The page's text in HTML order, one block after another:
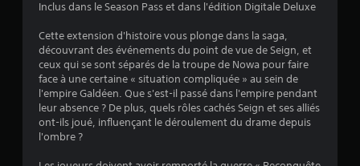
4
.
5
Inclus dans le Season Pass et dans l'édition Digitale Deluxe
Cette extension d'histoire vous plonge dans la saga,
découvrant des événements du point de vue de Seign, et
ceux qui se sont séparés de la troupe de Nowa pour faire
face à une certaine « situation compliquée » au sein de
l'empire Galdéen. Que s'est-il passé dans l'empire pendant
leur absence ? De plus, quels rôles cachés Seign et ses alliés
ont-ils joué, influençant le déroulement du drame depuis
l'ombre ?